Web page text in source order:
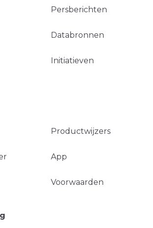
Persberichten
Databronnen
Initiatieven
Productwijzers
App
Voorwaarden